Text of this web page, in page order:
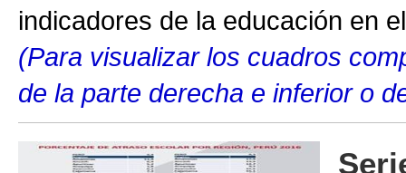
indicadores de la educación en
(Para visualizar los cuadros
de la parte derecha e inferior o